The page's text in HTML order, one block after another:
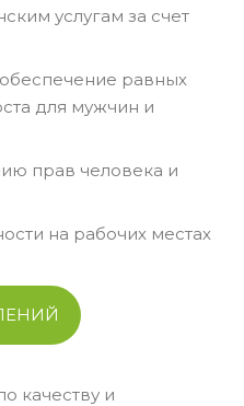
услугам за счет
равных
для мужчин и
прав человека и
на рабочих местах
качеству и